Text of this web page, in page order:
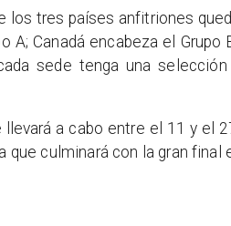
los tres países anfitriones
A; Canadá encabeza el Grupo
sede tenga una
llevará a cabo entre el 11 y el
que culminará con la gran final